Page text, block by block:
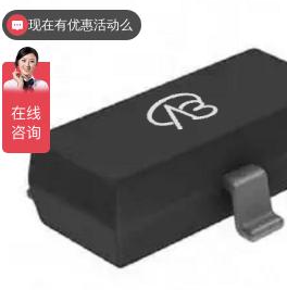
现在有优惠活动么